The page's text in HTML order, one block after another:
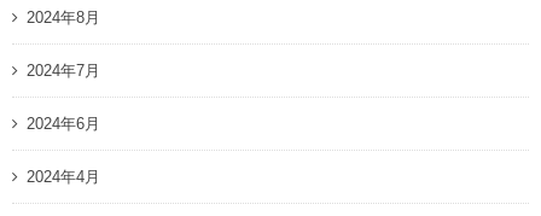
2024年8月
2024年7月
2024年6月
2024年4月